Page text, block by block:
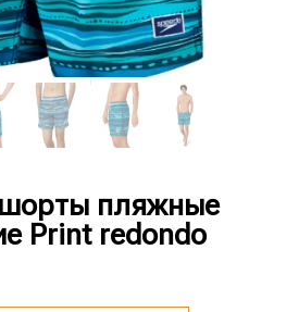
пляжные
Print redondo